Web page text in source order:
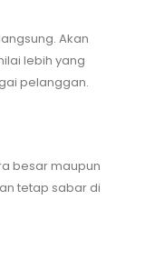
Akan
lebih yang
pelanggan.
besar maupun
tetap sabar di